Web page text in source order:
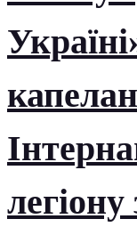
легіону